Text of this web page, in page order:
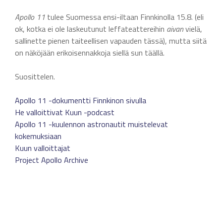
Apollo 11 tulee Suomessa ensi-iltaan Finnkinolla 15.8. (eli
ok, kotka ei ole laskeutunut leffateattereihin aivanvielä,
sallinette pienen taiteellisen vapauden tässä), mutta siitä
on näköjään erikoisennakkoja siellä sun täällä.
Suosittelen.
Apollo 11 -dokumentti Finnkinon sivulla
He valloittivat Kuun -podcast
Apollo 11 -kuulennon astronautit muistelevat
kokemuksiaan
Kuun valloittajat
Project Apollo Archive